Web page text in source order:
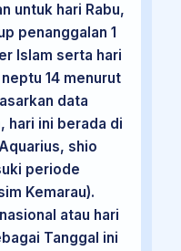
untuk hari Rabu,
penanggalan 1
Islam serta hari
14 menurut
data
hari ini berada di
shio
periode
Kemarau).
atau hari
Tanggal ini